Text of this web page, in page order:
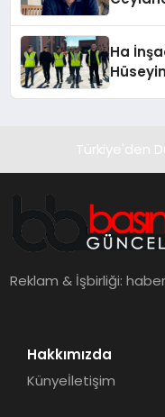
Ha
Türkiye'den
Reklam & İşbirliği:
Hakkımızda
Künyeİletişim